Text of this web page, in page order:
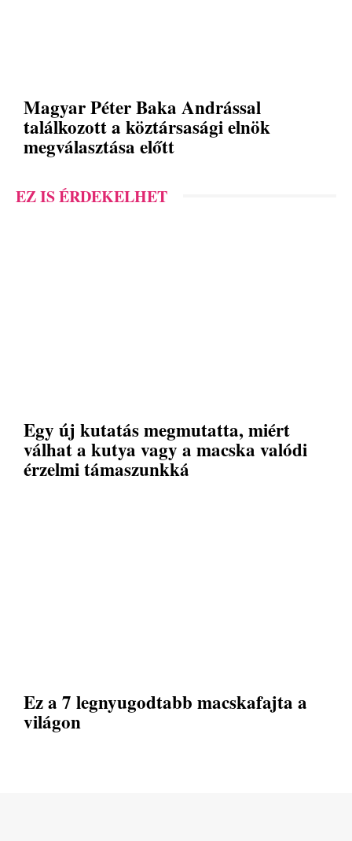
Magyar Péter Baka Andrással
találkozott a köztársasági elnök
megválasztása előtt
EZ IS ÉRDEKELHET
Egy új kutatás megmutatta, miért
válhat a kutya vagy a macska valódi
érzelmi támaszunkká
Ez a 7 legnyugodtabb macskafajta a
világon